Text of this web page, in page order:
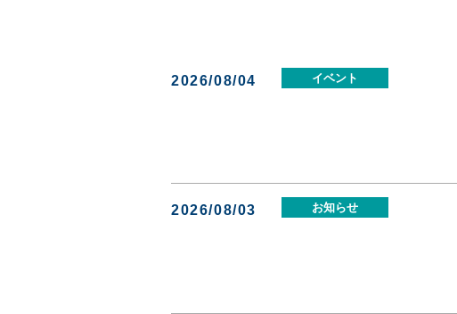
2026/08/04 イベント
2026/08/03 お知らせ